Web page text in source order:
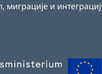
миграције и
Image